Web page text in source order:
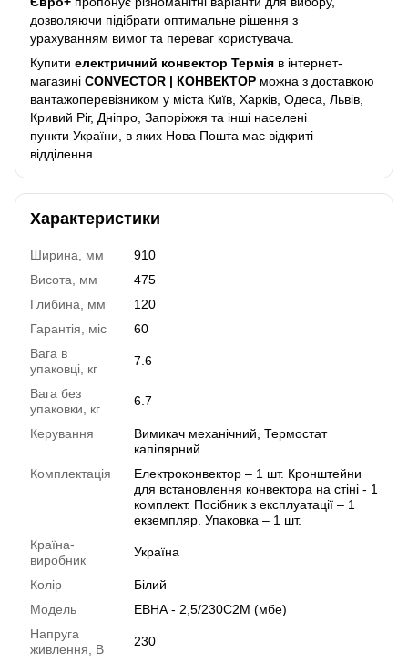
дозволяючи підібрати оптимальне рішення з
урахуванням вимог та переваг користувача.
Купити електричний конвектор Термія в інтернет-
магазині CONVECTOR | КОНВЕКТОР можна з доставкою
вантажоперевізником у міста Київ, Харків, Одеса, Львів,
Кривий Ріг, Дніпро, Запоріжжя та інші населені
пункти України, в яких Нова Пошта має відкриті
відділення.
Характеристики
Ширина, мм
910
Висота, мм
475
Глибина, мм
120
Гарантія, міс
60
Вага в
упаковці, кг
7.6
Вага без
упаковки, кг
6.7
Керування
Вимикач механічний, Термостат
капілярний
Комплектація
Електроконвектор – 1 шт. Кронштейни
для встановлення конвектора на стіні - 1
комплект. Посібник з експлуатації – 1
екземпляр. Упаковка – 1 шт.
Країна-
виробник
Україна
Колір
Білий
Модель
ЕВНА - 2,5/230С2М (мбе)
Напруга
живлення, В
230